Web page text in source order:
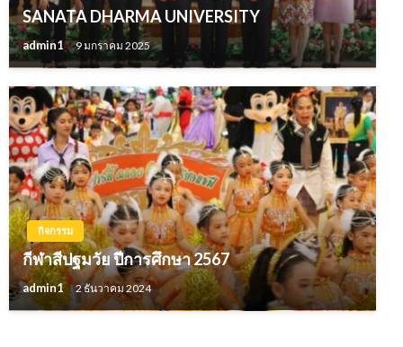
SANATA DHARMA UNIVERSITY
admin1 9 มกราคม 2025
กิจกรรม
กีฬาสีปฐมวัย ปีการศึกษา 2567
admin1 2 ธันวาคม 2024